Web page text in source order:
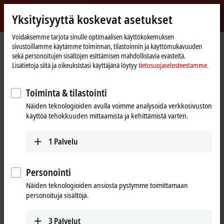
Beckhoff
-
New
Automation
Technology
myBeckhoff
KotisivuProducts Motion
Servo drives
AX5000 | Digital compact servo drives
AX5000 | Digital compact servo
drives
Tabular product overview
The all-rounder for highly dynamic
applications
technology: the single- or multi-channel devices are designed for
Yksityisyyttä koskevat asetukset
Voidaksemme tarjota sinulle optimaalisen käyttökokemuksen
sivustoillamme käytämme toiminnan, tilastoinnin ja käyttömukavuuden
sekä personoitujen sisältöjen esittämisen mahdollistavia evästeitä.
Lisätietoja siitä ja oikeuksistasi käyttäjänä löytyytietosuojaselosteestamme.
Toiminta & tilastointi
Näiden teknologioiden avulla voimme analysoida verkkosivuston
käyttöä tehokkuuden mittaamista ja kehittämistä varten.
1 Palvelu
Personointi
Näiden teknologioiden ansiosta pystymme toimittamaan
personoituja sisältöjä.
3 Palvelut